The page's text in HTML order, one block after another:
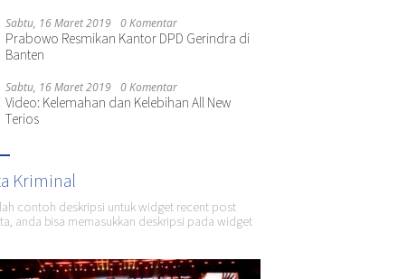
Sabtu, 16 Maret 2019 0 Komentar
Prabowo Resmikan Kantor DPD Gerindra di
Banten
Sabtu, 16 Maret 2019 0 Komentar
Video: Kelemahan dan Kelebihan All New
Terios
Kriminal
contoh deskripsi untuk widget recent post
anda bisa memasukkan deskripsi pada widget